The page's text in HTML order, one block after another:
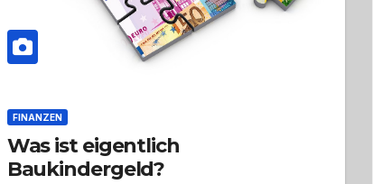
FINANZEN
Was ist eigentlich
Baukindergeld?